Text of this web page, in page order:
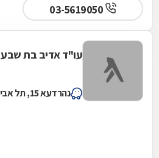
עו"ד אדיב בת שבע
נהרדעא 15, תל אביב